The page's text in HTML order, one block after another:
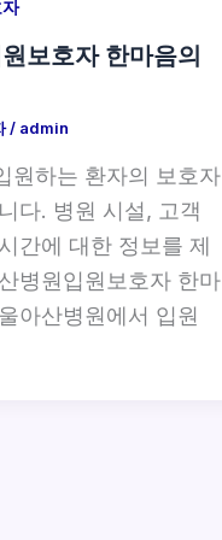
보호자 한마음의
/ admin
원하는 환자의 보호자
다. 병원 시설, 고객
간에 대한 정보를 제
병원입원보호자 한마
아산병원에서 입원